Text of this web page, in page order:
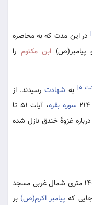
در این مدت که به محاصره
پیامبر(ص) ابن مکتوم را
۵] به شهادترسیدند. از
سوره بقره
، آیات ۵۱ تا
در‌باره غزوۀ خندق نازل شده
) حدود ۱۴۰۰ متری شمال غربی مسجد
که پیامبر اکرم(ص) بر